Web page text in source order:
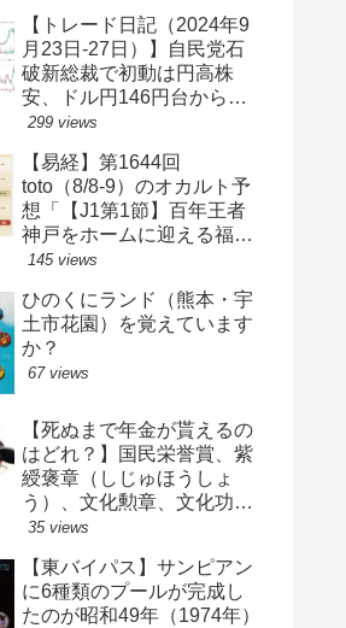
円149円台【ゆるゆる投機
339】
【トレード日記（2024年9
月23日-27日）】自民党石
破新総裁で初動は円高株
安、ドル円146円台から一
気に142円台へ【ゆるゆる
299 views
【易経】第1644回
toto（8/8-9）のオカルト予
想「【J1第1節】百年王者
神戸をホームに迎える福岡
がまさかの…？！【J2第1
ルサ安部は？」
145 views
ひのくにランド（熊本・宇
土市花園）を覚えています
か？
67 views
【死ぬまで年金が貰えるの
はどれ？】国民栄誉賞、紫
綬褒章（しじゅほうしょ
う）、文化勲章、文化功労
者、芸術選奨…など【日本
35 views
【東バイパス】サンピアン
に6種類のプールが完成し
たのが昭和49年（1974年）